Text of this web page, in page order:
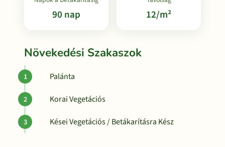
90 nap 12/m²
Növekedési Szakaszok
Palánta
Korai Vegetációs
Kései Vegetációs / Betákarításra Kész